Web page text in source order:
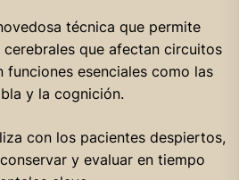
técnica que permite
que afectan circuitos
funciones esenciales como las
y la cognición.
con los pacientes despiertos,
y evaluar en tiempo